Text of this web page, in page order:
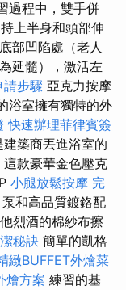
過程中，雙手併
上半身和頭部伸
部凹陷處（老人
延髓），激活左
請步驟 亞克力按摩
浴室擁有獨特的外
快速辦理菲律賓簽
築商丟進浴室的
這款豪華金色壓克
小腿放鬆按摩 完
泵和高品質鍍鉻配
烈酒的棉紗布擦
秘訣 簡單的凱格
緻BUFFET外燴菜
燴方案 練習的基